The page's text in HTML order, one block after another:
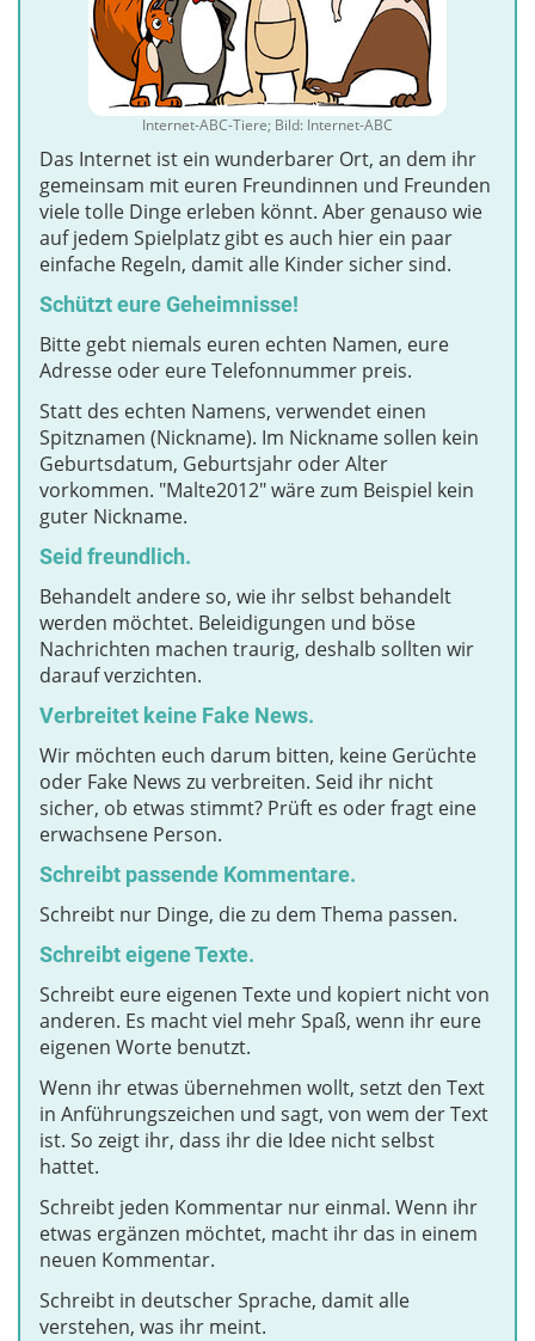
Internet-ABC-Tiere; Bild: Internet-ABC
Das Internet ist ein wunderbarer Ort, an dem ihr
gemeinsam mit euren Freundinnen und Freunden
viele tolle Dinge erleben könnt. Aber genauso wie
auf jedem Spielplatz gibt es auch hier ein paar
einfache Regeln, damit alle Kinder sicher sind.
Schützt eure Geheimnisse!
Bitte gebt niemals euren echten Namen, eure
Adresse oder eure Telefonnummer preis.
Statt des echten Namens, verwendet einen
Spitznamen (Nickname). Im Nickname sollen kein
Geburtsdatum, Geburtsjahr oder Alter
vorkommen. "Malte2012" wäre zum Beispiel kein
guter Nickname.
Seid freundlich.
Behandelt andere so, wie ihr selbst behandelt
werden möchtet. Beleidigungen und böse
Nachrichten machen traurig, deshalb sollten wir
darauf verzichten.
Verbreitet keine Fake News.
Wir möchten euch darum bitten, keine Gerüchte
oder Fake News zu verbreiten. Seid ihr nicht
sicher, ob etwas stimmt? Prüft es oder fragt eine
erwachsene Person.
Schreibt passende Kommentare.
Schreibt nur Dinge, die zu dem Thema passen.
Schreibt eigene Texte.
Schreibt eure eigenen Texte und kopiert nicht von
anderen. Es macht viel mehr Spaß, wenn ihr eure
eigenen Worte benutzt.
Wenn ihr etwas übernehmen wollt, setzt den Text
in Anführungszeichen und sagt, von wem der Text
ist. So zeigt ihr, dass ihr die Idee nicht selbst
hattet.
Schreibt jeden Kommentar nur einmal. Wenn ihr
etwas ergänzen möchtet, macht ihr das in einem
neuen Kommentar.
Schreibt in deutscher Sprache, damit alle
verstehen, was ihr meint.